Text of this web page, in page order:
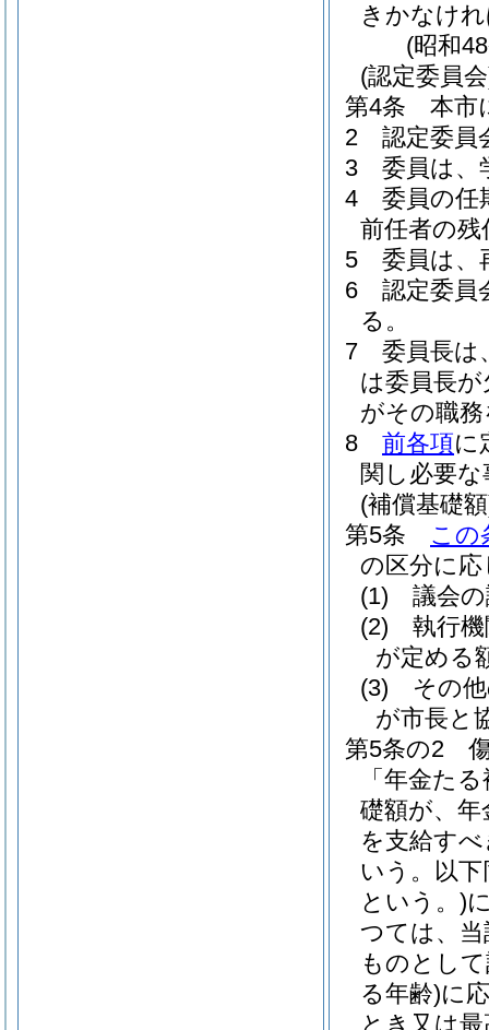
きかなけ
(昭和
(認定委員
第4条
本市
2
認定委員
3
委員は、
4
委員の任
前任者の
5
委員は、
6
認定委員
る。
7
委員長は
は委員長
がその職
8
前各項に
関し必要
(補償基礎
第5条
この
の区分に応
(1)
議会
(2)
執行
が定める
(3)
その
が市長と
第5条の2
「年金た
礎額が、
を支給す
いう。以下
という。)
つては、
ものとし
る年齢)に
とき又は